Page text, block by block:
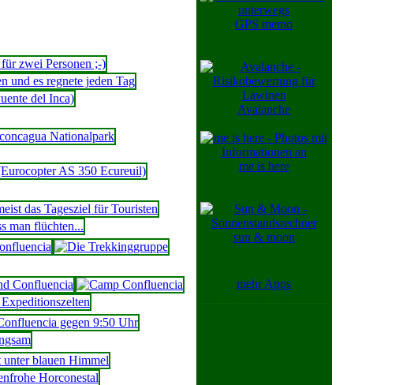
GPS memo
Avalanche
me is here
sun & moon
mehr Apps